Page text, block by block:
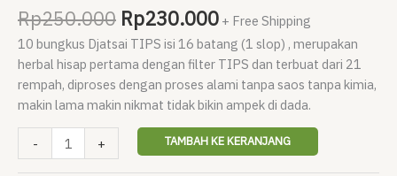
Rp250.000 Harga
aslinya
adalah:
Rp250.000.
Rp230.000Harga
saat
ini
adalah:
Rp230.000.
+ Free Shipping
10 bungkus Djatsai TIPS isi 16 batang (1 slop) , merupakan
herbal hisap pertama dengan filter TIPS dan terbuat dari 21
rempah, diproses dengan proses alami tanpa saos tanpa kimia,
makin lama makin nikmat tidak bikin ampek di dada.
-
Kuantitas
Paket
+ TAMBAH KE KERANJANG